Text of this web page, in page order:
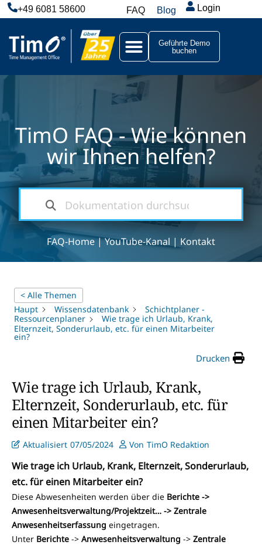
+49 6081 58600 FAQ Blog Login
Geführte Demo
buchen
TimO FAQ - Wie können
wir Ihnen helfen?
FAQ-Home|YouTube-Kanal | Kontakt
< Alle Themen
Haupt
Wissensdatenbank
Schichtplaner -
Ressourcenplaner
Wie trage ich Urlaub, Krank,
Elternzeit, Sonderurlaub, etc. für einen Mitarbeiter
ein?
Drucken
Wie trage ich Urlaub, Krank,
Elternzeit, Sonderurlaub, etc. für
einen Mitarbeiter ein?
Aktualisiert 07/05/2024 Von TimO Redaktion
Wie trage ich Urlaub, Krank, Elternzeit, Sonderurlaub,
etc. für einen Mitarbeiter ein?
Diese Abwesenheiten werden über die Berichte ->
Anwesenheitsverwaltung/Projektzeit… -> Zentrale
Anwesenheitserfassung eingetragen.
Unter Berichte -> Anwesenheitsverwaltung -> Zentrale